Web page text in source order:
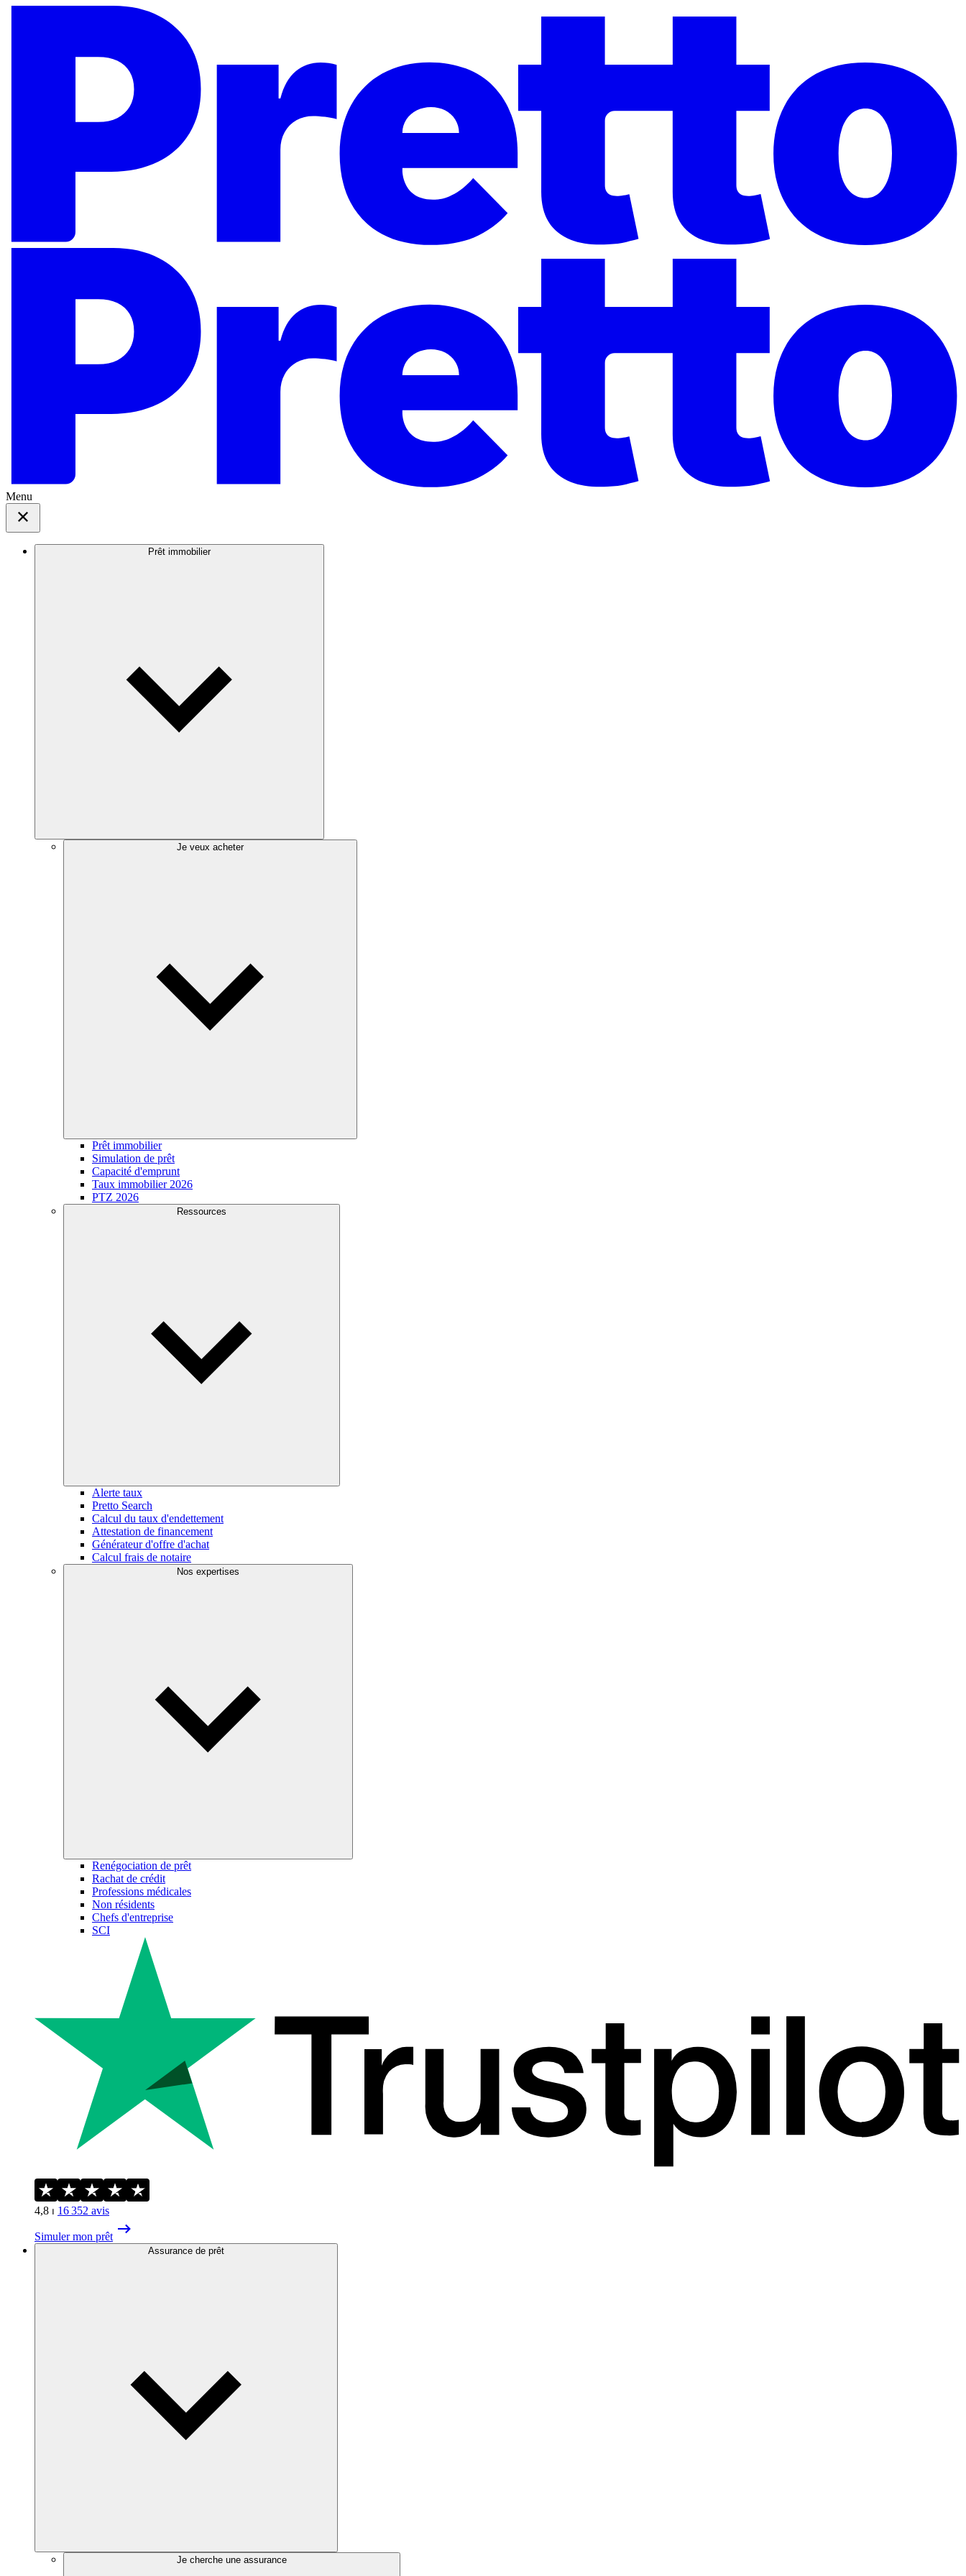
Menu
Prêt immobilier
Je veux acheter
Prêt immobilier
Simulation de prêt
Capacité d'emprunt
Taux immobilier 2026
PTZ 2026
Ressources
Alerte taux
Pretto Search
Calcul du taux d'endettement
Attestation de financement
Générateur d'offre d'achat
Calcul frais de notaire
Nos expertises
Renégociation de prêt
Rachat de crédit
Professions médicales
Non résidents
Chefs d'entreprise
SCI
4,8 ⏐ 16 352 avis
Simuler mon prêt
Assurance de prêt
Je cherche une assurance